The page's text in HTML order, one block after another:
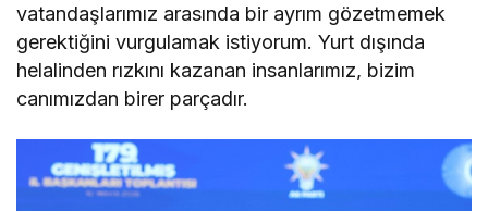
vatandaşlarımız arasında bir ayrım gözetmemek
gerektiğini vurgulamak istiyorum. Yurt dışında
helalinden rızkını kazanan insanlarımız, bizim
canımızdan birer parçadır.